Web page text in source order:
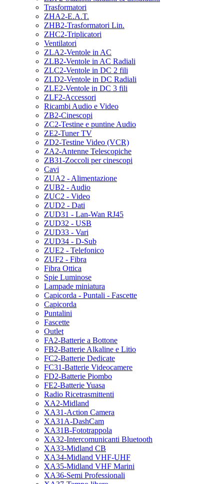
Trasformatori
ZHA2-E.A.T.
ZHB2-Trasformatori Lin.
ZHC2-Triplicatori
Ventilatori
ZLA2-Ventole in AC
ZLB2-Ventole in AC Radiali
ZLC2-Ventole in DC 2 fili
ZLD2-Ventole in DC Radiali
ZLE2-Ventole in DC 3 fili
ZLF2-Accessori
Ricambi Audio e Video
ZB2-Cinescopi
ZC2-Testine e puntine Audio
ZE2-Tuner TV
ZD2-Testine Video (VCR)
ZA2-Antenne Telescopiche
ZB31-Zoccoli per cinescopi
Cavi
ZUA2 - Alimentazione
ZUB2 - Audio
ZUC2 - Video
ZUD2 - Dati
ZUD31 - Lan-Wan RJ45
ZUD32 - USB
ZUD33 - Vari
ZUD34 - D-Sub
ZUE2 - Telefonico
ZUF2 - Fibra
Fibra Ottica
Spie Luminose
Lampade miniatura
Capicorda - Puntali - Fascette
Capicorda
Puntalini
Fascette
Outlet
FA2-Batterie a Bottone
FB2-Batterie Alkaline e Litio
FC2-Batterie Dedicate
FC31-Batterie Videocamere
FD2-Batterie Piombo
FE2-Batterie Yuasa
Radio Ricetrasmittenti
XA2-Midland
XA31-Action Camera
XA31A-DashCam
XA31B-Fototrappola
XA32-Intercomunicanti Bluetooth
XA33-Midland CB
XA34-Midland VHF-UHF
XA35-Midland VHF Marini
XA36-Semi Professionali